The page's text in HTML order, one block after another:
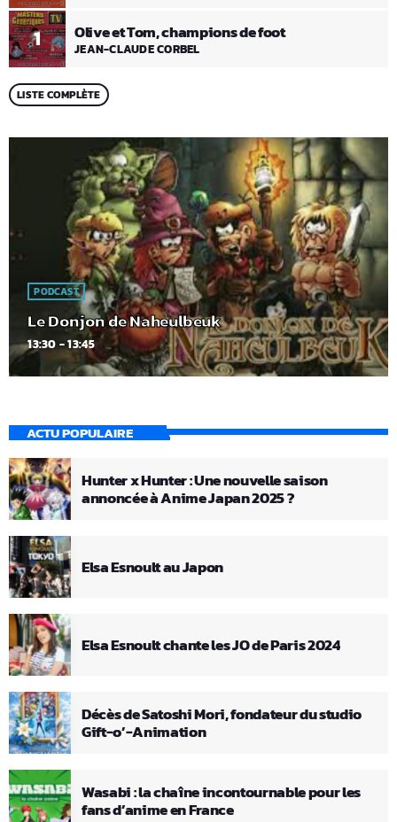
1 Olive et Tom, champions de foot
JEAN-CLAUDE CORBEL
LISTE COMPLÈTE
PODCAST
Le Donjon de Naheulbeuk
13:30 - 13:45
ACTU POPULAIRE
Hunter x Hunter : Une nouvelle saison
annoncée à Anime Japan 2025 ?
Elsa Esnoult au Japon
Elsa Esnoult chante les JO de Paris 2024
Décès de Satoshi Mori, fondateur du studio
Gift-o’-Animation
Wasabi : la chaîne incontournable pour les
fans d’anime en France